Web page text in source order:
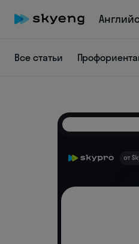
Все статьи